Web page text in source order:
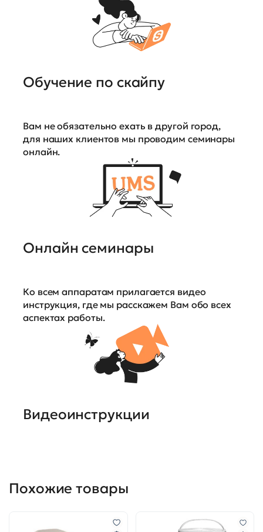
Обучение по скайпу
Вам не обязательно ехать в другой город,
для наших клиентов мы проводим семинары
онлайн.
Онлайн семинары
Ко всем аппаратам прилагается видео
инструкция, где мы расскажем Вам обо всех
аспектах работы.
Видеоинструкции
Похожие товары